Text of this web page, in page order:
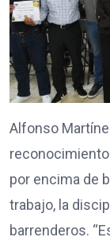
Alfonso
reconocimiento
por encima de
trabajo, la
barrenderos.